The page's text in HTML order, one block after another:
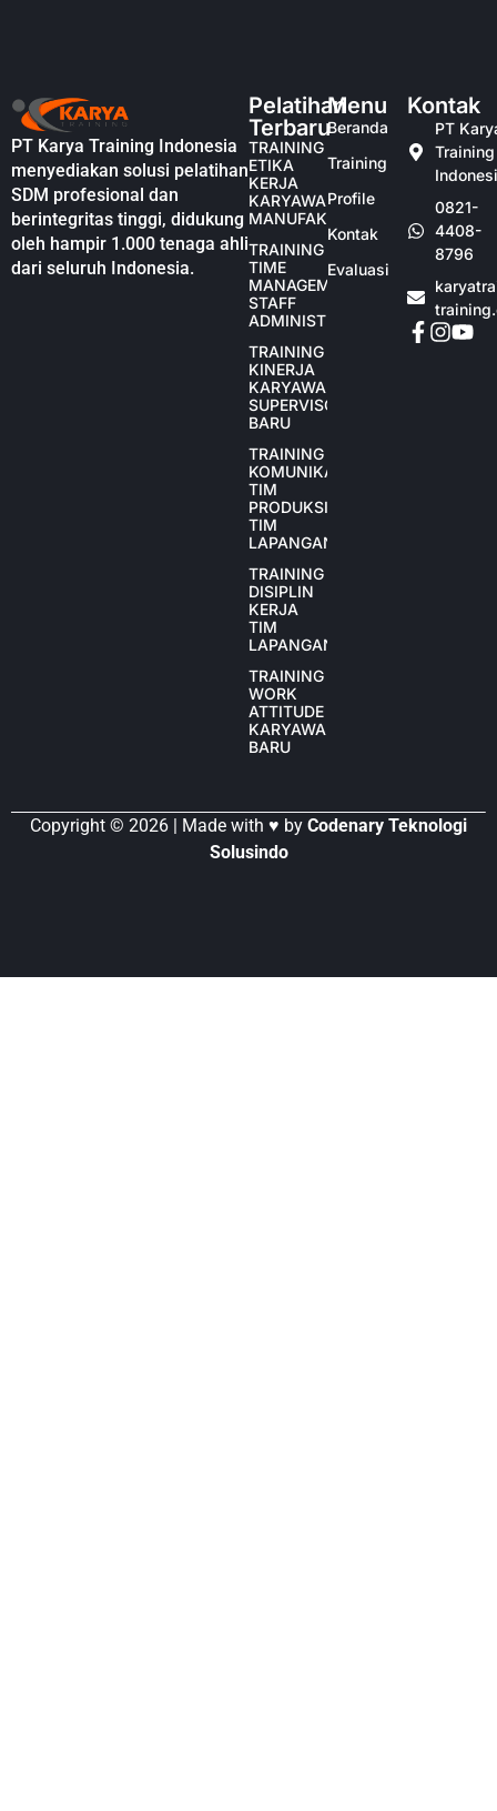
PT Karya Training Indonesia
menyediakan solusi pelatihan
SDM profesional dan
berintegritas tinggi, didukung
oleh hampir 1.000 tenaga ahli
dari seluruh Indonesia.
Pelatihan
Terbaru
TRAINING
ETIKA
KERJA
KARYAWAN
MANUFAKTUR
TRAINING
TIME
MANAGEMENT
STAFF
ADMINISTRASI
TRAINING
KINERJA
KARYAWAN
SUPERVISOR
BARU
TRAINING
KOMUNIKASI
TIM
PRODUKSI
TIM
LAPANGAN
TRAINING
DISIPLIN
KERJA
TIM
LAPANGAN
TRAINING
WORK
ATTITUDE
KARYAWAN
BARU
Menu
Beranda
Training
Profile
Kontak
Evaluasi
Kontak
PT
Training
0821-
4408-
8796
Copyright © 2026 | Made with ♥ by Codenary Teknologi
Solusindo